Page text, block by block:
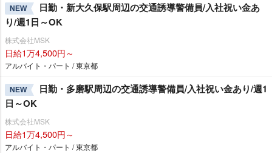
NEW
日勤・新大久保駅周辺の交通誘導警備員/入社祝い金あ
り/週1日～OK
株式会社MSK
日給1万4,500円～
アルバイト・パート / 東京都
NEW
日勤・多磨駅周辺の交通誘導警備員/入社祝い金あり/週1
日～OK
株式会社MSK
日給1万4,500円～
アルバイト・パート / 東京都